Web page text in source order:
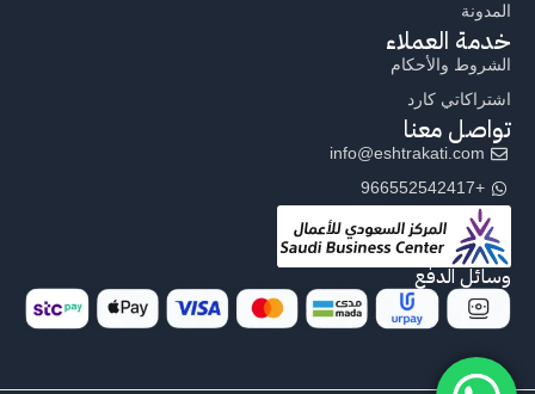
المدونة
خدمة العملاء
الشروط والأحكام
اشتراكاتي كارد
تواصل معنا
info@eshtrakati.com
+966552542417
وسائل الدفع